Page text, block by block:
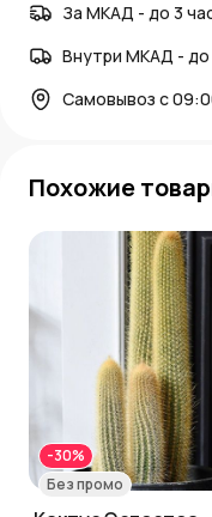
За МКАД - до 3
Внутри МКАД - до
Самовывоз с
Похожие
-30%
Без промо